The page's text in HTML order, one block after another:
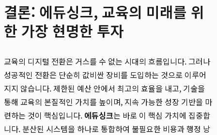
결론: 에듀싱크, 교육의 미래를 위
한 가장 현명한 투자
교육의 디지털 전환은 거스를 수 없는 시대의 흐름입니다. 그러나
성공적인 전환은 단순히 값비싼 장비를 도입하는 것으로 이루어
지지 않습니다. 제한된 예산 안에서 최고의 효율을 내고, 기술을
통해 교육의 본질적인 가치를 높이며, 지속 가능한 성장 기반을 마
련하는 것이 핵심입니다. 에듀싱크는 바로 이 핵심 가치에 집중합
니다. 분산된 시스템을 하나로 통합하여 불필요한 비용과 행정 낭